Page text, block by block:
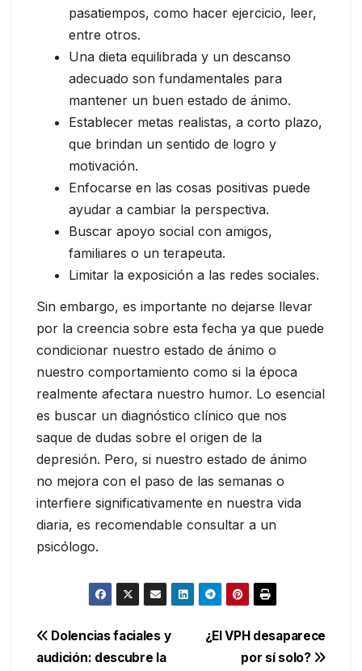
pasatiempos, como hacer ejercicio, leer,
entre otros.
Una dieta equilibrada y un descanso
adecuado son fundamentales para
mantener un buen estado de ánimo.
Establecer metas realistas, a corto plazo,
que brindan un sentido de logro y
motivación.
Enfocarse en las cosas positivas puede
ayudar a cambiar la perspectiva.
Buscar apoyo social con amigos,
familiares o un terapeuta.
Limitar la exposición a las redes sociales.
Sin embargo, es importante no dejarse llevar
por la creencia sobre esta fecha ya que puede
condicionar nuestro estado de ánimo o
nuestro comportamiento como si la época
realmente afectara nuestro humor. Lo esencial
es buscar un diagnóstico clínico que nos
saque de dudas sobre el origen de la
depresión. Pero, si nuestro estado de ánimo
no mejora con el paso de las semanas o
interfiere significativamente en nuestra vida
diaria, es recomendable consultar a un
psicólogo.
Navegación
¿El VPH desaparece
por sí solo?
Dolencias faciales y
audición: descubre la